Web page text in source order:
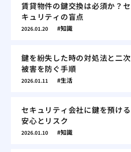
賃貸物件の鍵交換は必須か？セ
キュリティの盲点
2026.01.20 知識
鍵を紛失した時の対処法と二次
被害を防ぐ手順
2026.01.11 生活
セキュリティ会社に鍵を預ける
安心とリスク
2026.01.10 知識